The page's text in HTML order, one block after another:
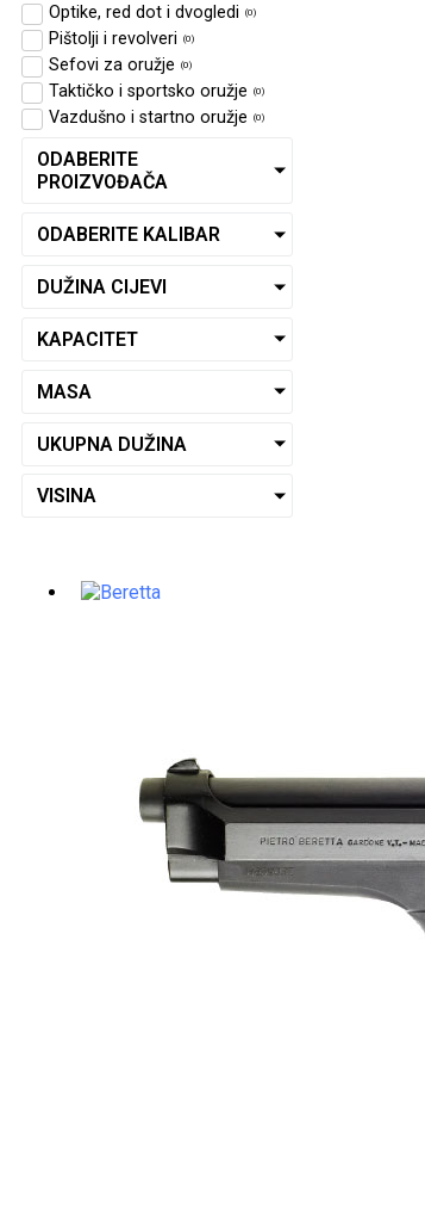
Optike, red dot i dvogledi (0)
Pištolji i revolveri (0)
Sefovi za oružje (0)
Taktičko i sportsko oružje (0)
Vazdušno i startno oružje (0)
ODABERITE
PROIZVOĐAČA
ODABERITE KALIBAR
DUŽINA CIJEVI
KAPACITET
MASA
UKUPNA DUŽINA
VISINA